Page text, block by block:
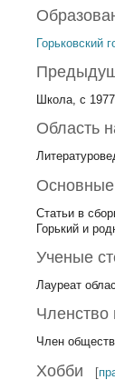
Горьковский
Школа, с
Область
Основные
Статьи в
Горький и
Ученые
Лауреат
Членство
Член
Хобби [